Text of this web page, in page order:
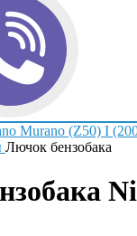
Murano (Z50) I
Лючок бензобака